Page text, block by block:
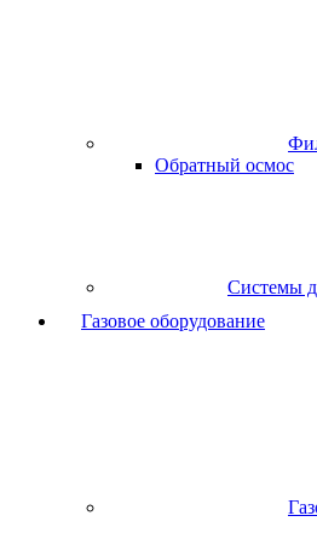
Обратный осмос
Системы
Газовое оборудование